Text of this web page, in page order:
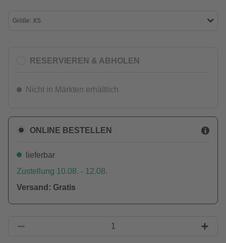
Größe: XS
RESERVIEREN & ABHOLEN
Nicht in Märkten erhältlich
ONLINE BESTELLEN
lieferbar
Zustellung 10.08. - 12.08.
Versand: Gratis